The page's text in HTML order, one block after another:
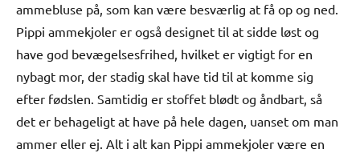
ammebluse på, som kan være besværlig at få op og ned.
Pippi ammekjoler er også designet til at sidde løst og
have god bevægelsesfrihed, hvilket er vigtigt for en
nybagt mor, der stadig skal have tid til at komme sig
efter fødslen. Samtidig er stoffet blødt og åndbart, så
det er behageligt at have på hele dagen, uanset om man
ammer eller ej. Alt i alt kan Pippi ammekjoler være en